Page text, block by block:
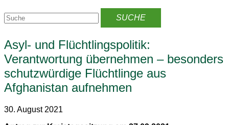
Asyl- und Flüchtlingspolitik:
Verantwortung übernehmen – besonders
schutzwürdige Flüchtlinge aus
Afghanistan aufnehmen
30. August 2021